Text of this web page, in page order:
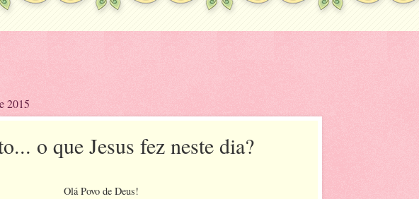
2015
o que Jesus fez neste dia?
Olá Povo de Deus!